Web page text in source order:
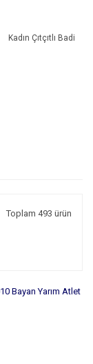
Kadın Çıtçıtlı Badi
Toplam 493 ürün